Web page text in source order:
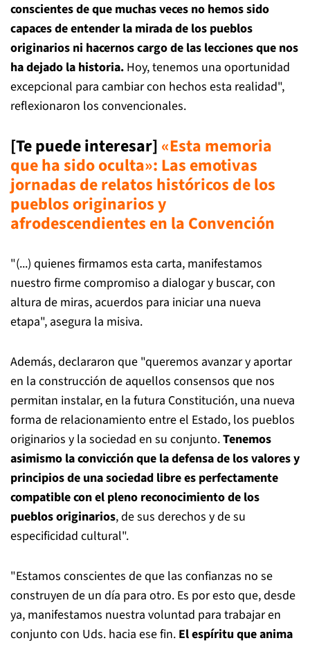
conscientes de que muchas veces no hemos sido
capaces de entender la mirada de los pueblos
originarios ni hacernos cargo de las lecciones que nos
ha dejado la historia. Hoy, tenemos una oportunidad
excepcional para cambiar con hechos esta realidad",
reflexionaron los convencionales.
[Te puede interesar] «Esta memoria
que ha sido oculta»: Las emotivas
jornadas de relatos históricos de los
pueblos originarios y
afrodescendientes en la Convención
"(...) quienes firmamos esta carta, manifestamos
nuestro firme compromiso a dialogar y buscar, con
altura de miras, acuerdos para iniciar una nueva
etapa", asegura la misiva.
Además, declararon que "queremos avanzar y aportar
en la construcción de aquellos consensos que nos
permitan instalar, en la futura Constitución, una nueva
forma de relacionamiento entre el Estado, los pueblos
originarios y la sociedad en su conjunto.Tenemos
asimismo la convicción que la defensa de los valores y
principios de una sociedad libre es perfectamente
compatible con el pleno reconocimiento de los
pueblos originarios, de sus derechos y de su
especificidad cultural".
"Estamos conscientes de que las confianzas no se
construyen de un día para otro. Es por esto que, desde
ya, manifestamos nuestra voluntad para trabajar en
conjunto con Uds. hacia ese fin. El espíritu que anima